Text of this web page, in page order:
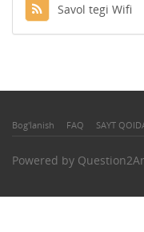
Savol tegi Wifi
Bog'lanish FAQ SAYT
Powered by